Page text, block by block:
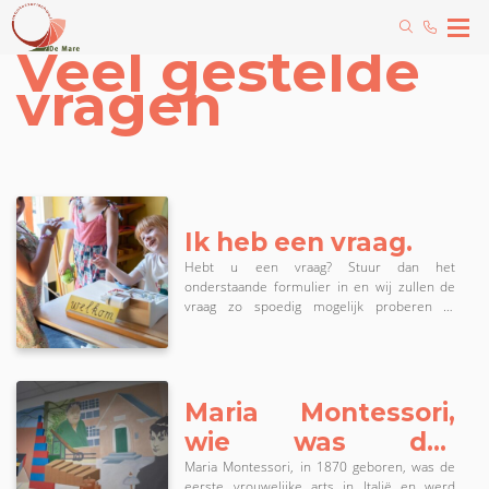
Veel gestelde
vragen
Ik heb een vraag.
Hebt u een vraag? Stuur dan het
onderstaande formulier in en wij zullen de
vraag zo spoedig mogelijk proberen te
Maria Montessori,
wie was dat
eigenlijk?
Maria Montessori, in 1870 geboren, was de